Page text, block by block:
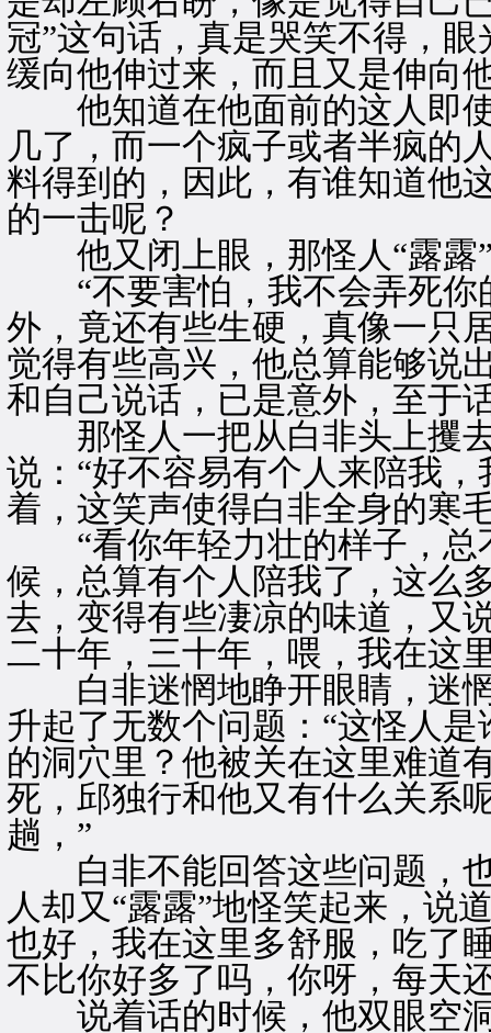
冠”这句话，真是哭笑不得，
缓向他伸过来，而且又是伸向
他知道在他面前的这人即使
几了，而一个疯子或者半疯的
料得到的，因此，有谁知道他
的一击呢？
他又闭上眼，那怪人“露露”
“不要害怕，我不会弄死你
外，竟还有些生硬，真像一只
觉得有些高兴，他总算能够说
和自己说话，已是意外，至于
那怪人一把从白非头上攫去
说：“好不容易有个人来陪我
着，这笑声使得白非全身的寒
“看你年轻力壮的样子，总
候，总算有个人陪我了，这
去，变得有些凄凉的味道，又
二十年，三十年，喂，我在这
白非迷惘地睁开眼睛，迷惘
升起了无数个问题：“这怪人
的洞穴里？他被关在这里难道
死，邱独行和他又有什么关系
趟，”
白非不能回答这些问题，也
人却又“露露”地怪笑起来，说
也好，我在这里多舒服，吃了
不比你好多了吗，你呀，每天
说着话的时候，他双眼空洞